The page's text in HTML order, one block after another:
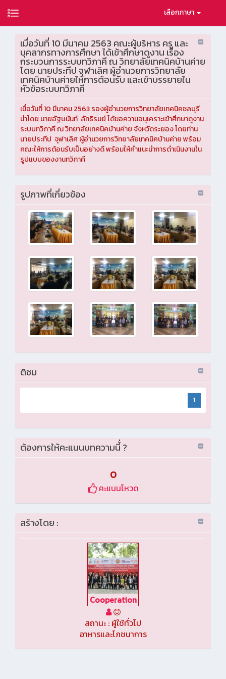
เลือกภาษา
เมื่อวันที่ 10 มีนาคม 2563 คณะผู้บริหาร ครู และ
บุคลากรทางการศึกษา ได้เข้าศึกษาดูงาน เรื่อง
กระบวนการระบบทวิภาคี ณ วิทยาลัยเทคนิคบ้านค่าย
โดย นายประทีป จุฬาเลิศ ผู้อำนวยการวิทยาลัย
เทคนิคบ้านค่ายให้การต้อนรับ และเข้าบรรยายใน
หัวข้อระบบทวิภาคี
เมื่อวันที่ 10 มีนาคม 2563 รองผู้อำนวยการวิทยาลัยเทคนิคชลบุรี
นำโดย นายอัฐษนันท์ ลัทธิรมย์ ได้ขอความอนุเคราะเข้าศึกษาดูงาน
ระบบทวิภาคี ณ วิทยาลัยเทคนิคบ้านค่าย จังหวัดระยอง โดยท่าน
นายประทีป จุฬาเลิศ ผู้อำนวยการวิทยาลัยเทคนิคบ้านค่าย พร้อม
คณะให้การต้อนรับเป็นอย่างดี พร้อมให้คำแนะนำการดำเนินงานใน
รูปแบบของงานทวิภาคี
รูปภาพที่เกี่ยวข้อง
ติชม
1
ต้องการให้คะแนนบทความนี้่ ?
0
คะแนนโหวด
สร้างโดย :
Cooperation
สถานะ : ผู้ใช้ทั่วไป
อาหารและโภชนาการ